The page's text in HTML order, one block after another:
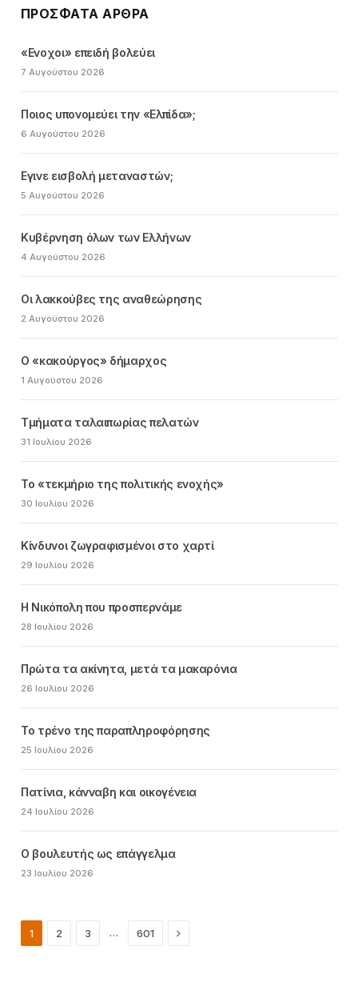
ΠΡΌΣΦΑΤΑ ΆΡΘΡΑ
«Ενοχοι» επειδή βολεύει
7 Αυγούστου 2026
Ποιος υπονομεύει την «Ελπίδα»;
6 Αυγούστου 2026
Εγινε εισβολή μεταναστών;
5 Αυγούστου 2026
Κυβέρνηση όλων των Ελλήνων
4 Αυγούστου 2026
Οι λακκούβες της αναθεώρησης
2 Αυγούστου 2026
Ο «κακούργος» δήμαρχος
1 Αυγούστου 2026
Τμήματα ταλαιπωρίας πελατών
31 Ιουλίου 2026
Το «τεκμήριο της πολιτικής ενοχής»
30 Ιουλίου 2026
Κίνδυνοι ζωγραφισμένοι στο χαρτί
29 Ιουλίου 2026
Η Νικόπολη που προσπερνάμε
28 Ιουλίου 2026
Πρώτα τα ακίνητα, μετά τα μακαρόνια
26 Ιουλίου 2026
Το τρένο της παραπληροφόρησης
25 Ιουλίου 2026
Πατίνια, κάνναβη και οικογένεια
24 Ιουλίου 2026
Ο βουλευτής ως επάγγελμα
23 Ιουλίου 2026
1 2 3 … 601 Next